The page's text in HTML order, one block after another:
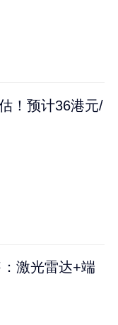
！预计36港元/
激光雷达+端